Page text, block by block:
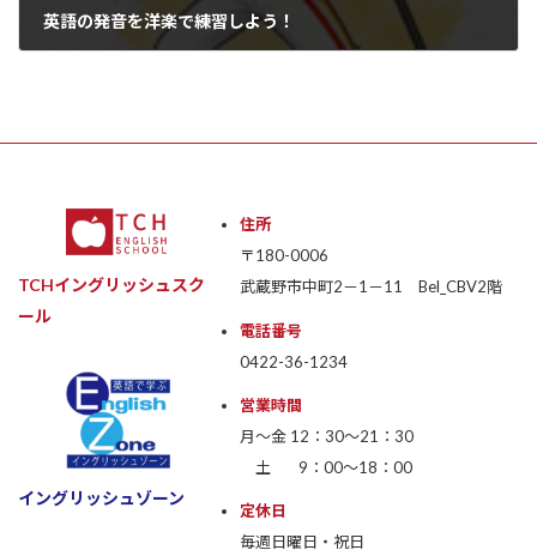
英語の発音を洋楽で練習しよう！
TCHイングリッシュスク
ール
イングリッシュゾーン
住所
〒180-0006
武蔵野市中町2－1－11 Bel_CBV2階
電話番号
0422-36-1234
営業時間
月〜金 12：30〜21：30
土 9：00〜18：00
定休日
毎週日曜日・祝日